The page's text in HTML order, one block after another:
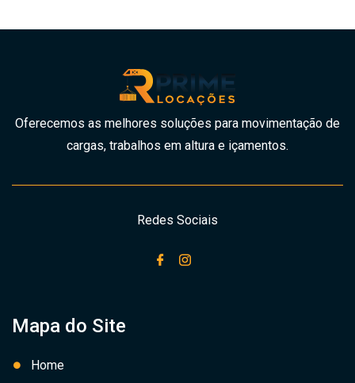
Oferecemos as melhores soluções para movimentação de
cargas, trabalhos em altura e içamentos.
Redes Sociais
Mapa do Site
Home